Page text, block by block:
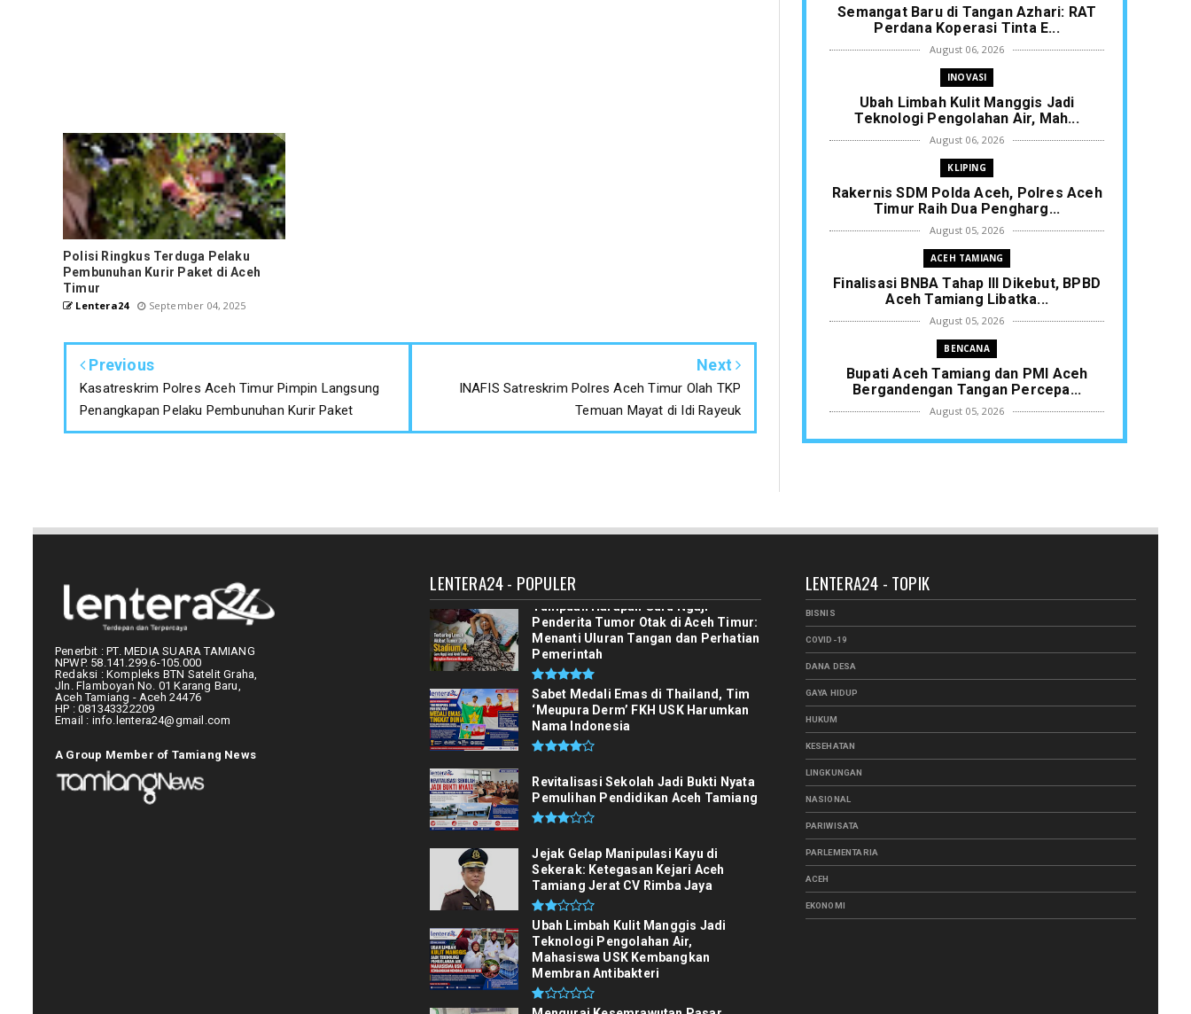
Polisi Ringkus Terduga Pelaku
Pembunuhan Kurir Paket di Aceh
Timur
Lentera24 September 04, 2025
Previous
Kasatreskrim Polres Aceh Timur Pimpin Langsung
Penangkapan Pelaku Pembunuhan Kurir Paket
Next
INAFIS Satreskrim Polres Aceh Timur Olah TKP
Temuan Mayat di Idi Rayeuk
Semangat Baru di Tangan Azhari: RAT
Perdana Koperasi Tinta E...
August 06, 2026
INOVASI
Ubah Limbah Kulit Manggis Jadi
Teknologi Pengolahan Air, Mah...
August 06, 2026
KLIPING
Rakernis SDM Polda Aceh, Polres Aceh
Timur Raih Dua Pengharg...
August 05, 2026
ACEH TAMIANG
Finalisasi BNBA Tahap III Dikebut, BPBD
Aceh Tamiang Libatka...
August 05, 2026
BENCANA
Bupati Aceh Tamiang dan PMI Aceh
Bergandengan Tangan Percepa...
August 05, 2026
KLIPING
KESEMRAWUTAN PASAR
August 04, 2026
ACEH TIMUR
BPMA dan Medco E&P Malaka Latih
Tak Tahan Beban Pascabanjir dan Judi
Online, Ratusan Istri ...
August 04, 2026
Penerbit : PT. MEDIA SUARA TAMIANG
NPWP. 58.141.299.6-105.000
Redaksi : Kompleks BTN Satelit Graha,
Jln. Flamboyan No. 01 Karang Baru,
Aceh Tamiang - Aceh 24476
HP : 081343322209
Email : info.lentera24@gmail.com
A Group Member of Tamiang News
LENTERA24 - POPULER
Tumpuan Harapan Guru Ngaji
Penderita Tumor Otak di Aceh Timur:
Menanti Uluran Tangan dan Perhatian
Pemerintah
Sabet Medali Emas di Thailand, Tim
‘Meupura Derm’ FKH USK Harumkan
Nama Indonesia
Revitalisasi Sekolah Jadi Bukti Nyata
Pemulihan Pendidikan Aceh Tamiang
Jejak Gelap Manipulasi Kayu di
Sekerak: Ketegasan Kejari Aceh
Tamiang Jerat CV Rimba Jaya
Ubah Limbah Kulit Manggis Jadi
Teknologi Pengolahan Air,
Mahasiswa USK Kembangkan
Membran Antibakteri
LENTERA24 - TOPIK
BISNIS
COVID-19
DANA DESA
GAYA HIDUP
HUKUM
KESEHATAN
LINGKUNGAN
NASIONAL
PARIWISATA
PARLEMENTARIA
ACEH
EKONOMI